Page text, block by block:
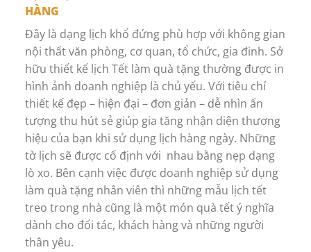
HÀNG
Đây là dạng lịch khổ đứng phù hợp với không gian
nội thất văn phòng, cơ quan, tổ chức, gia đinh. Sở
hữu thiết kế lịch Tết làm quà tặng thường được in
hình ảnh doanh nghiệp là chủ yếu. Với tiêu chí
thiết kế đẹp – hiện đại – đơn giản – dễ nhìn ấn
tượng thu hút sẻ giúp gia tăng nhận diện thương
hiệu của bạn khi sử dụng lịch hàng ngày. Những
tờ lịch sẽ được cố định với nhau bằng nẹp dạng
lò xo. Bên cạnh việc được doanh nghiệp sử dụng
làm quà tặng nhân viên thì những mẫu lịch tết
treo trong nhà cũng là một món quà tết ý nghĩa
dành cho đối tác, khách hàng và những người
thân yêu.